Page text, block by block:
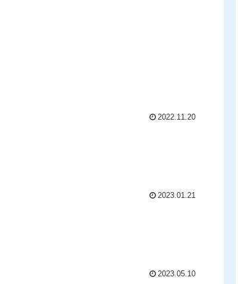
2022.11.20
2023.01.21
2023.05.10